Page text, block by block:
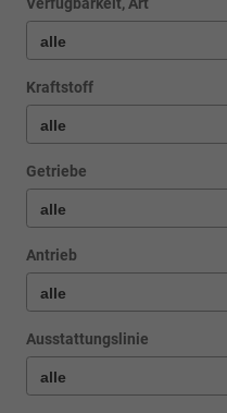
Verfügbarkeit, Art
Kraftstoff
Getriebe
Antrieb
Ausstattungslinie